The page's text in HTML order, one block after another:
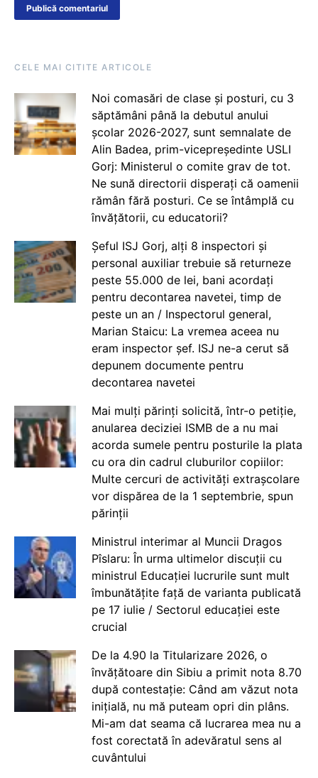
CELE MAI CITITE ARTICOLE
Noi comasări de clase și posturi, cu 3
săptămâni până la debutul anului
școlar 2026-2027, sunt semnalate de
Alin Badea, prim-vicepreședinte USLI
Gorj: Ministerul o comite grav de tot.
Ne sună directorii disperați că oamenii
rămân fără posturi. Ce se întâmplă cu
învățătorii, cu educatorii?
Șeful ISJ Gorj, alți 8 inspectori și
personal auxiliar trebuie să returneze
peste 55.000 de lei, bani acordați
pentru decontarea navetei, timp de
peste un an / Inspectorul general,
Marian Staicu: La vremea aceea nu
eram inspector șef. ISJ ne-a cerut să
depunem documente pentru
decontarea navetei
Mai mulți părinți solicită, într-o petiție,
anularea deciziei ISMB de a nu mai
acorda sumele pentru posturile la plata
cu ora din cadrul cluburilor copiilor:
Multe cercuri de activități extrașcolare
vor dispărea de la 1 septembrie, spun
părinții
Ministrul interimar al Muncii Dragos
Pîslaru: În urma ultimelor discuții cu
ministrul Educației lucrurile sunt mult
îmbunătățite față de varianta publicată
pe 17 iulie / Sectorul educației este
crucial
De la 4.90 la Titularizare 2026, o
învățătoare din Sibiu a primit nota 8.70
după contestație: Când am văzut nota
inițială, nu mă puteam opri din plâns.
Mi-am dat seama că lucrarea mea nu a
fost corectată în adevăratul sens al
cuvântului